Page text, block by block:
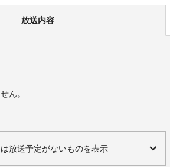
放送内容
ん。
放送予定がないものを表示